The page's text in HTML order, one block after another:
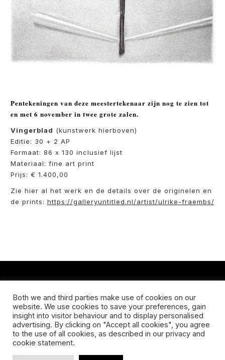
Pentekeningen van deze meestertekenaar zijn nog te zien tot
en met 6 november in twee grote zalen.
Vingerblad (kunstwerk hierboven)
Editie: 30 + 2 AP
Formaat: 86 x 130 inclusief lijst
Materiaal: fine art print
Prijs: € 1.400,00
Zie hier al het werk en de details over de originelen en
de prints: https://galleryuntitled.nl/artist/ulrike-fraembs/
Koningsveldestraat 14
3037 VS Rotterdam
+31 (0) 651426758
info@galleryuntitled.nl
Find us on:
Both we and third parties make use of cookies on our
website. We use cookies to save your preferences, gain
insight into visitor behaviour and to display personalised
advertising. By clicking on "Accept all cookies", you agree
to the use of all cookies, as described in our privacy and
cookie statement.